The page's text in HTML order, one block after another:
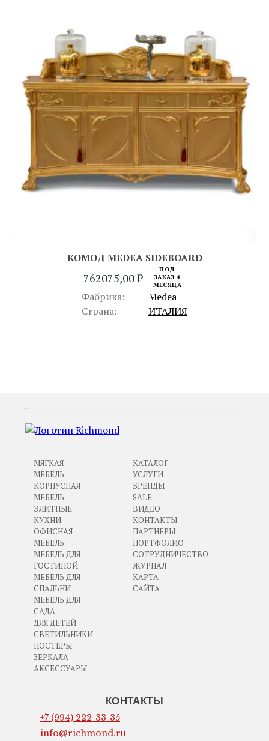
КОМОД MEDEA SIDEBOARD
762075,00₽
ПОД
ЗАКАЗ 4
МЕСЯЦА
Фабрика:
Medea
Страна:
ИТАЛИЯ
МЯГКАЯ
МЕБЕЛЬ
КОРПУСНАЯ
МЕБЕЛЬ
ЭЛИТНЫЕ
КУХНИ
ОФИСНАЯ
МЕБЕЛЬ
МЕБЕЛЬ ДЛЯ
ГОСТИНОЙ
МЕБЕЛЬ ДЛЯ
СПАЛЬНИ
МЕБЕЛЬ ДЛЯ
САДА
ДЛЯ ДЕТЕЙ
СВЕТИЛЬНИКИ
ПОСТЕРЫ
ЗЕРКАЛА
АКСЕССУАРЫ
КАТАЛОГ
УСЛУГИ
БРЕНДЫ
SALE
ВИДЕО
КОНТАКТЫ
ПАРТНЕРЫ
ПОРТФОЛИО
СОТРУДНИЧЕСТВО
ЖУРНАЛ
КАРТА
САЙТА
КОНТАКТЫ
+7 (994) 222-33-35
info@richmond.ru